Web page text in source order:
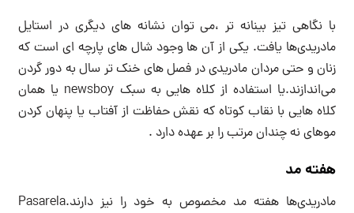
با نگاهی تیز بینانه تر ،می توان نشانه های دیگری در استایل
مادریدی‌ها یافت. یکی از آن ها وجود شال های پارچه ای است که
زنان و حتی مردان مادریدی در فصل های خنک تر سال به دور گردن
می‌اندازند.یا استفاده از کلاه هایی به سبک newsboy یا همان
کلاه هایی با نقاب کوتاه که نقش حفاظت از آفتاب یا پنهان کردن
موهای نه چندان مرتب را بر عهده دارد .
هفته مد
مادریدی‌ها هفته مد مخصوص به خود را نیز دارند.Pasarela